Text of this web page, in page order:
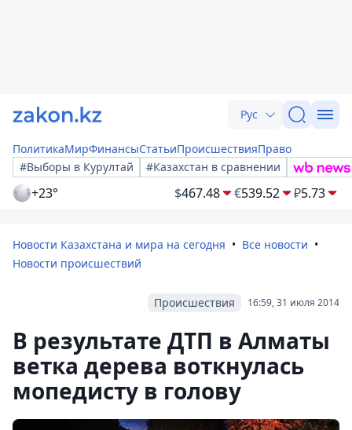
Рус
ПолитикаМирФинансыСтатьиПроисшествияПраво
#Выборы в Курултай
#Казахстан в сравнении
+23° $467.48 €539.52 ₽5.73
Новости Казахстана и мира на сегодня
Все новости
Новости происшествий
16:59, 31 июля 2014
Происшествия
В результате ДТП в Алматы
ветка дерева воткнулась
мопедисту в голову